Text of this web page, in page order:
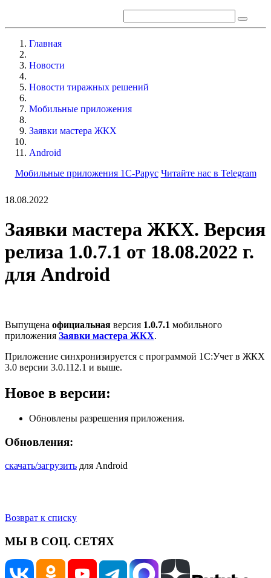
Главная
Новости
Новости тиражных решений
Мобильные приложения
Заявки мастера ЖКХ
Android
Мобильные приложения 1С-Рарус Читайте нас в Telegram
18.08.2022
Заявки мастера ЖКХ. Версия
релиза 1.0.7.1 от 18.08.2022 г.
для Android
Выпущена официальная версия 1.0.7.1 мобильного
приложения Заявки мастера ЖКХ.
Приложение синхронизируется с программой 1С:Учет в ЖКХ
3.0 версии 3.0.112.1 и выше.
Новое в версии:
Обновлены разрешения приложения.
Обновления:
скачать/загрузить для Android
Возврат к списку
МЫ В СОЦ. СЕТЯХ